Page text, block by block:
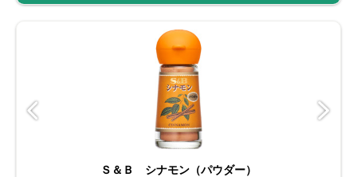
Ｓ＆Ｂ シナモン（パウダー）